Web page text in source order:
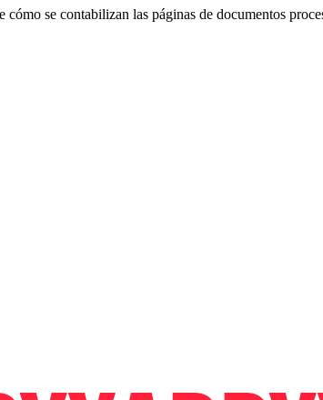
se contabilizan las páginas de documentos